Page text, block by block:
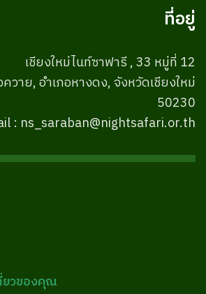
ที่อยู่
เชียงใหม่ไนท์ซาฟารี , 33 หมู่ที่ 12
วาย, อำเภอหางดง, จังหวัดเชียงใหม่
50230
: ns_saraban@nightsafari.or.th
ยวของคุณ